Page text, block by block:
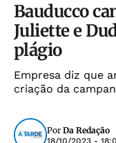
Bauducco
Juliette e
plágio
Empresa diz que
criação da
Por Da Redação
18/10/2023 -